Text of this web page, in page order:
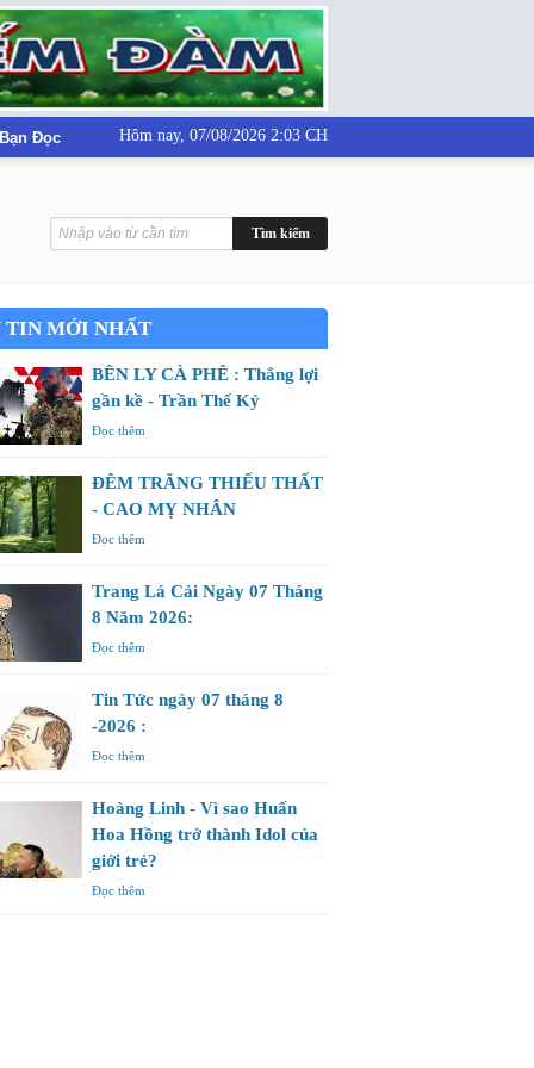
Đọc Hôm nay, 07/08/2026 2:03 CH
TIN MỚI NHẤT
BÊN LY CÀ PHÊ : Thắng lợi
gần kề - Trần Thế Kỷ
Đọc thêm
ĐÊM TRĂNG THIẾU THẤT
- CAO MỴ NHÂN
Đọc thêm
Trang Lá Cải Ngày 07 Tháng
8 Năm 2026:
Đọc thêm
Tin Tức ngày 07 tháng 8
-2026 :
Đọc thêm
Hoàng Linh - Vì sao Huấn
Hoa Hồng trở thành Idol của
giới trẻ?
Đọc thêm